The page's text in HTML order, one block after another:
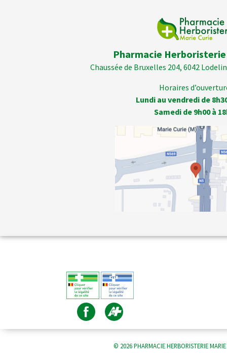
Pharmacie
Chaussée de Bruxelles 204, 6042
Horaires
Lundi au vendredi de
Samedi de 9h00 à
© 2026 PHARMACIE HERBORISTERIE